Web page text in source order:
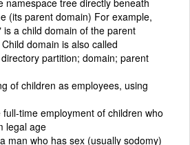
(its parent domain) For example,
a child domain of the parent
domain is also called
partition; domain; parent
of children as employees, using
full-time employment of children who
legal age
a man who has sex (usually sodomy)